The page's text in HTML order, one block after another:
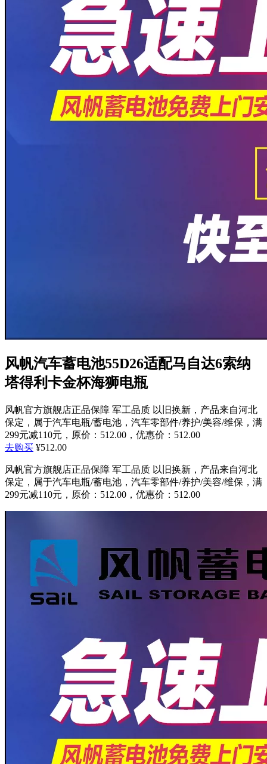
风帆汽车蓄电池55D26适配马自达6索纳
塔得利卡金杯海狮电瓶
风帆官方旗舰店正品保障 军工品质 以旧换新，产品来自河北
保定，属于汽车电瓶/蓄电池，汽车零部件/养护/美容/维保，满
299元减110元，原价：512.00，优惠价：512.00
去购买 ¥512.00
风帆官方旗舰店正品保障 军工品质 以旧换新，产品来自河北
保定，属于汽车电瓶/蓄电池，汽车零部件/养护/美容/维保，满
299元减110元，原价：512.00，优惠价：512.00